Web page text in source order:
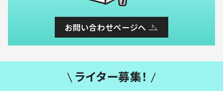
お問い合わせページへ
ライター募集！